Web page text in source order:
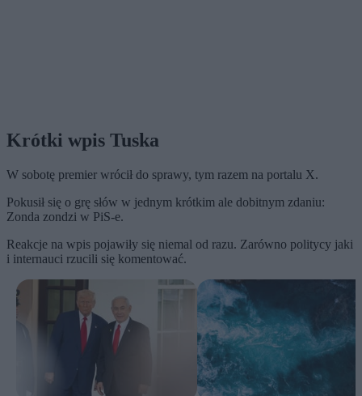
Krótki wpis Tuska
W sobotę premier wrócił do sprawy, tym razem na portalu X.
Pokusił się o grę słów w jednym krótkim ale dobitnym zdaniu:
Zonda zondzi w PiS-e.
Reakcje na wpis pojawiły się niemal od razu. Zarówno politycy jaki
i internauci rzucili się komentować.